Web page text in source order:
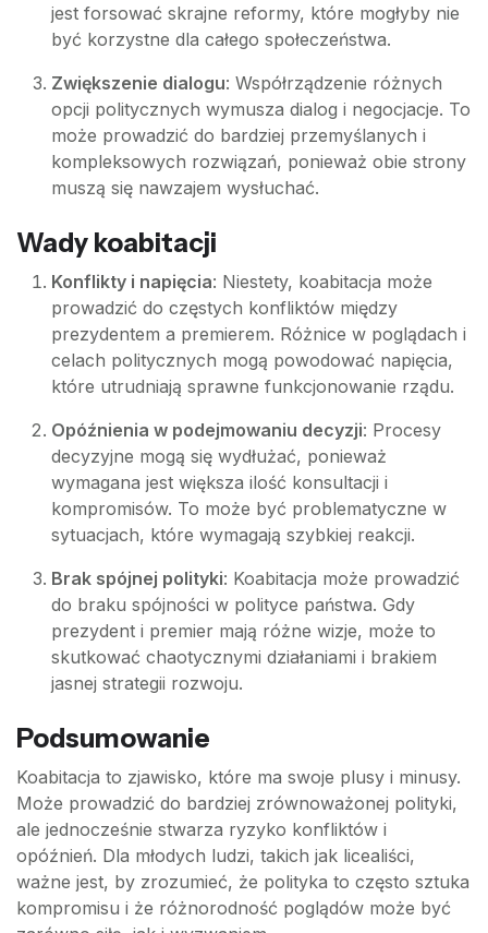
jest forsować skrajne reformy, które mogłyby nie
być korzystne dla całego społeczeństwa.
Zwiększenie dialogu: Współrządzenie różnych
opcji politycznych wymusza dialog i negocjacje. To
może prowadzić do bardziej przemyślanych i
kompleksowych rozwiązań, ponieważ obie strony
muszą się nawzajem wysłuchać.
Wady koabitacji
Konflikty i napięcia: Niestety, koabitacja może
prowadzić do częstych konfliktów między
prezydentem a premierem. Różnice w poglądach i
celach politycznych mogą powodować napięcia,
które utrudniają sprawne funkcjonowanie rządu.
Opóźnienia w podejmowaniu decyzji: Procesy
decyzyjne mogą się wydłużać, ponieważ
wymagana jest większa ilość konsultacji i
kompromisów. To może być problematyczne w
sytuacjach, które wymagają szybkiej reakcji.
Brak spójnej polityki: Koabitacja może prowadzić
do braku spójności w polityce państwa. Gdy
prezydent i premier mają różne wizje, może to
skutkować chaotycznymi działaniami i brakiem
jasnej strategii rozwoju.
Podsumowanie
Koabitacja to zjawisko, które ma swoje plusy i minusy.
Może prowadzić do bardziej zrównoważonej polityki,
ale jednocześnie stwarza ryzyko konfliktów i
opóźnień. Dla młodych ludzi, takich jak licealiści,
ważne jest, by zrozumieć, że polityka to często sztuka
kompromisu i że różnorodność poglądów może być